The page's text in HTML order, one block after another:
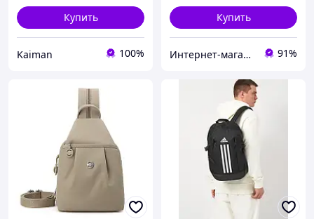
Купить
Kaiman 100%
Купить
Интернет-магазин "Fresh-shop" 91%